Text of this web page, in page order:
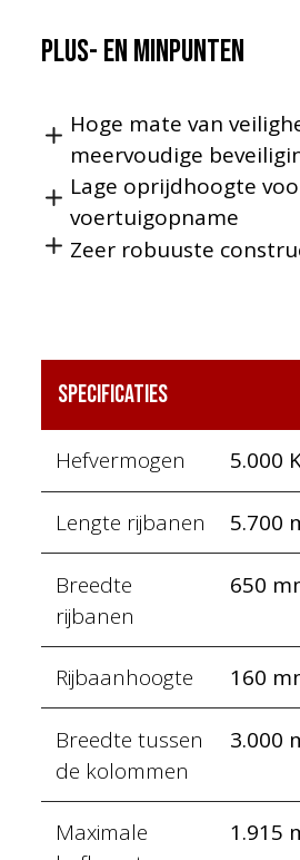
Plus- en minpunten
Hoge mate van
meervoudige
Lage oprijdhoogte
voertuigopname
Zeer robuuste
Specificaties
Hefvermogen 5.000
Lengte rijbanen 5.700
Breedte
rijbanen
650
Rijbaanhoogte 160
Breedte tussen
de kolommen
3.000
Maximale
1.915